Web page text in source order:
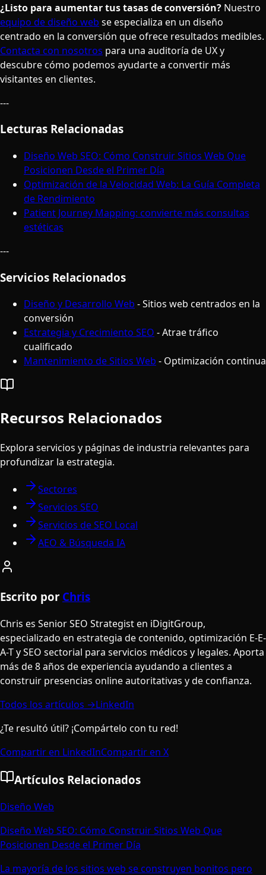
¿Listo para aumentar tus tasas de conversión? Nuestro
equipo de diseño web se especializa en un diseño
centrado en la conversión que ofrece resultados medibles.
Contacta con nosotros para una auditoría de UX y
descubre cómo podemos ayudarte a convertir más
visitantes en clientes.
---
Lecturas Relacionadas
Diseño Web SEO: Cómo Construir Sitios Web Que
Posicionen Desde el Primer Día
Optimización de la Velocidad Web: La Guía Completa
de Rendimiento
Patient Journey Mapping: convierte más consultas
estéticas
---
Servicios Relacionados
Diseño y Desarrollo Web - Sitios web centrados en la
conversión
Estrategia y Crecimiento SEO - Atrae tráfico
cualificado
Mantenimiento de Sitios Web - Optimización continua
Recursos Relacionados
Explora servicios y páginas de industria relevantes para
profundizar la estrategia.
Sectores
Servicios SEO
Servicios de SEO Local
AEO & Búsqueda IA
Escrito por Chris
Chris es Senior SEO Strategist en iDigitGroup,
especializado en estrategia de contenido, optimización E-E-
A-T y SEO sectorial para servicios médicos y legales. Aporta
más de 8 años de experiencia ayudando a clientes a
construir presencias online autoritativas y de confianza.
Todos los artículos →LinkedIn
¿Te resultó útil? ¡Compártelo con tu red!
Compartir en LinkedInCompartir en X
Artículos Relacionados
Diseño Web
Diseño Web SEO: Cómo Construir Sitios Web Que
Posicionen Desde el Primer Día
La mayoría de los sitios web se construyen bonitos pero